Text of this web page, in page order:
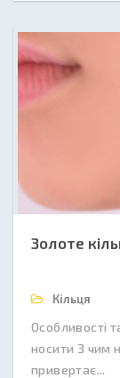
Золоте
Кільця
Особливості
носити З чим
привертає...